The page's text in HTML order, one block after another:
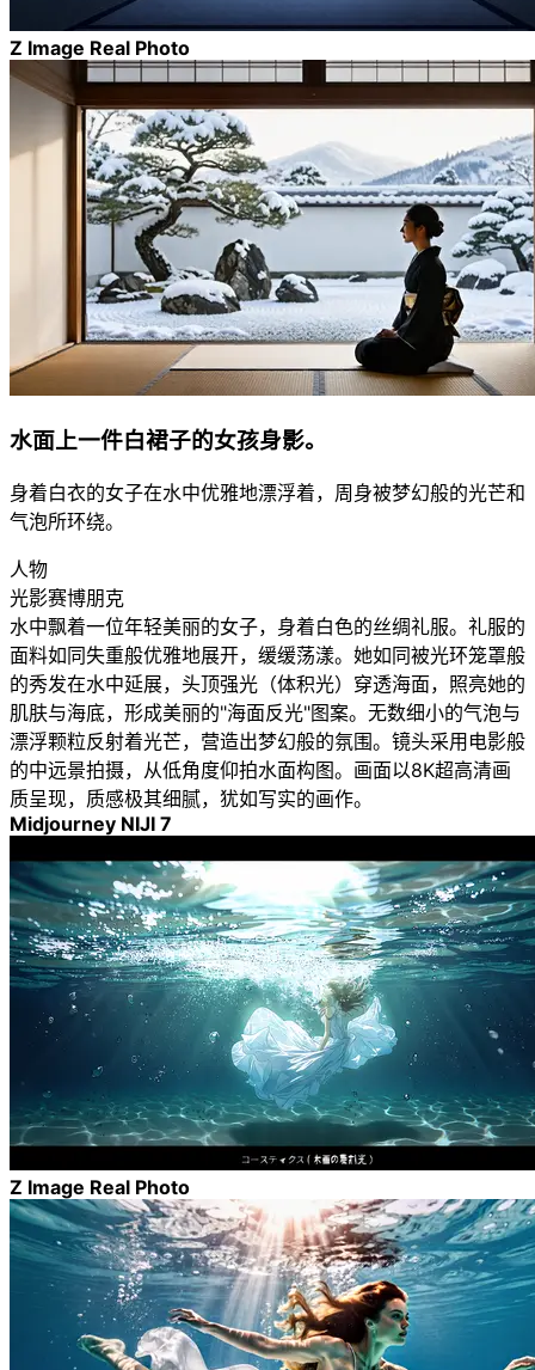
Z Image Real Photo
水面上一件白裙子的女孩身影。
身着白衣的女子在水中优雅地漂浮着，周身被梦幻般的光芒和
气泡所环绕。
人物
光影赛博朋克
水中飘着一位年轻美丽的女子，身着白色的丝绸礼服。礼服的
面料如同失重般优雅地展开，缓缓荡漾。她如同被光环笼罩般
的秀发在水中延展，头顶强光（体积光）穿透海面，照亮她的
肌肤与海底，形成美丽的"海面反光"图案。无数细小的气泡与
漂浮颗粒反射着光芒，营造出梦幻般的氛围。镜头采用电影般
的中远景拍摄，从低角度仰拍水面构图。画面以8K超高清画
质呈现，质感极其细腻，犹如写实的画作。
Midjourney NIJI 7
Z Image Real Photo